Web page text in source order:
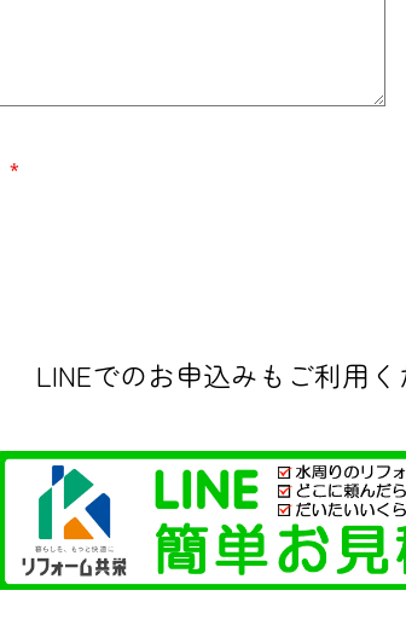
*
LINEでのお申込みもご利用